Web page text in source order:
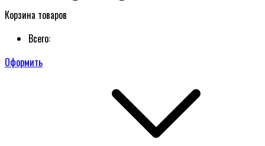
Корзина товаров
Всего:
Оформить